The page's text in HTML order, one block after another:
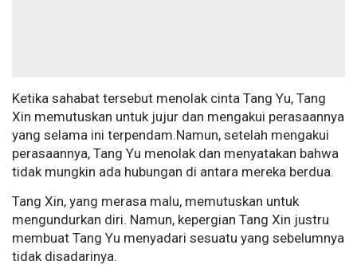
Ketika sahabat tersebut menolak cinta Tang Yu, Tang
Xin memutuskan untuk jujur dan mengakui perasaannya
yang selama ini terpendam.Namun, setelah mengakui
perasaannya, Tang Yu menolak dan menyatakan bahwa
tidak mungkin ada hubungan di antara mereka berdua.
Tang Xin, yang merasa malu, memutuskan untuk
mengundurkan diri. Namun, kepergian Tang Xin justru
membuat Tang Yu menyadari sesuatu yang sebelumnya
tidak disadarinya.